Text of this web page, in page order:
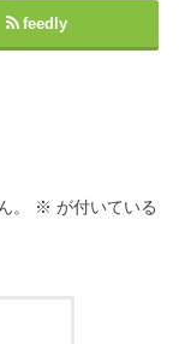
feedly
。 ※ が付いている